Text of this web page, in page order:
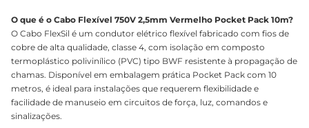
O que é o Cabo Flexível 750V 2,5mm Vermelho Pocket Pack 10m?
O Cabo FlexSil é um condutor elétrico flexível fabricado com fios de
cobre de alta qualidade, classe 4, com isolação em composto
termoplástico polivinílico (PVC) tipo BWF resistente à propagação de
chamas. Disponível em embalagem prática Pocket Pack com 10
metros, é ideal para instalações que requerem flexibilidade e
facilidade de manuseio em circuitos de força, luz, comandos e
sinalizações.